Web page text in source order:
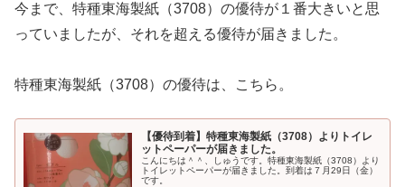
今まで、特種東海製紙（3708）の優待が１番大きいと思
っていましたが、それを超える優待が届きました。
特種東海製紙（3708）の優待は、こちら。
【優待到着】特種東海製紙（3708）よりトイレ
ットペーパーが届きました。
こんにちは＾＾、しゅうです。特種東海製紙（3708）より
トイレットペーパーが届きました。到着は７月29日（金）
です。